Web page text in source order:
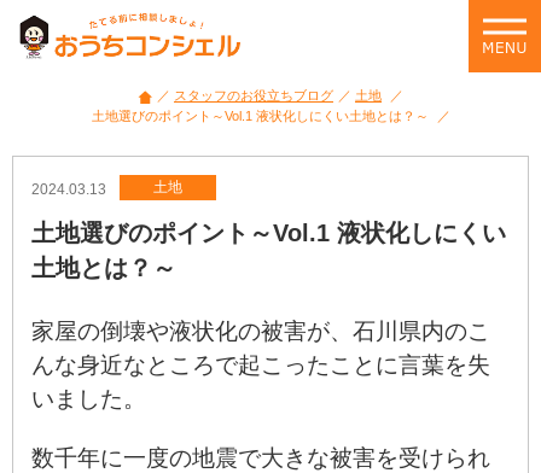
スタッフのお役立ちブログ
土地
土地選びのポイント～Vol.1 液状化しにくい土地とは？～
2024.03.13 土地
土地選びのポイント～Vol.1 液状化しにくい
土地とは？～
家屋の倒壊や液状化の被害が、石川県内のこ
んな身近なところで起こったことに言葉を失
いました。
数千年に一度の地震で大きな被害を受けられ